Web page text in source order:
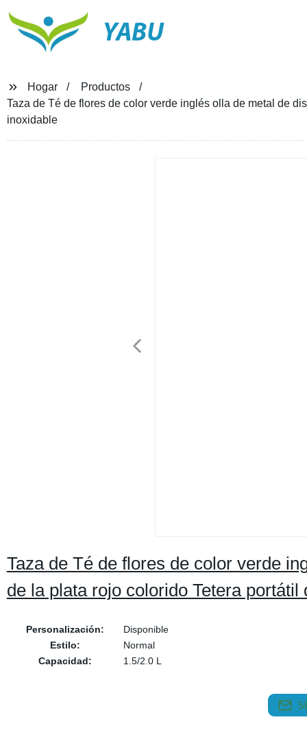
YABU
Hogar
Productos
Taza de Té de flores de color verde inglés olla de metal de
inoxidable
Taza de Té de flores de color verde
de la plata rojo colorido Tetera portátil
Personalización:
Disponible
Estilo:
Normal
Capacidad:
1.5/2.0 L